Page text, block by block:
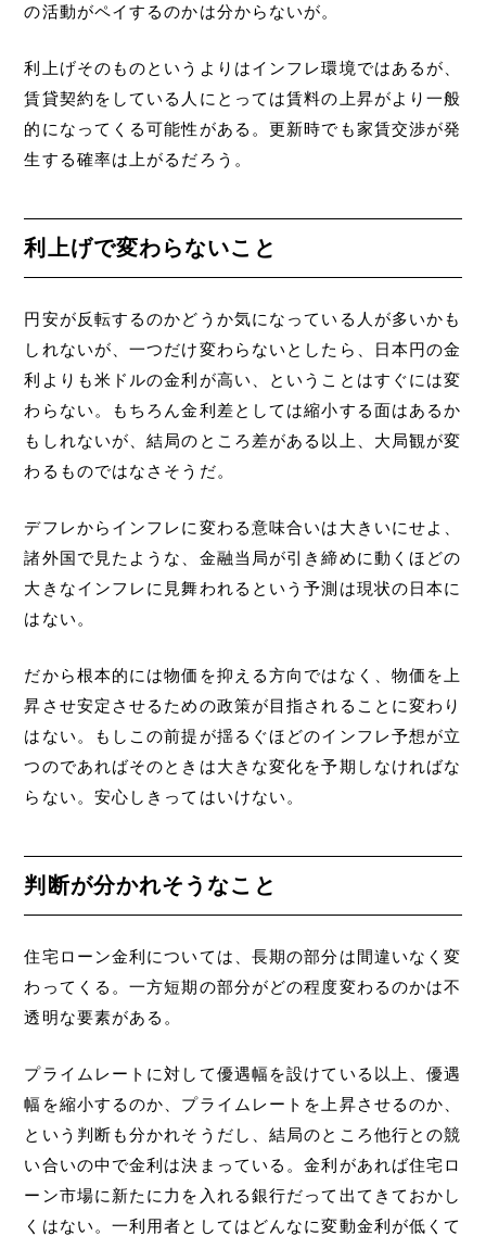
の活動がペイするのかは分からないが。
利上げそのものというよりはインフレ環境ではあるが、
賃貸契約をしている人にとっては賃料の上昇がより一般
的になってくる可能性がある。更新時でも家賃交渉が発
生する確率は上がるだろう。
利上げで変わらないこと
円安が反転するのかどうか気になっている人が多いかも
しれないが、一つだけ変わらないとしたら、日本円の金
利よりも米ドルの金利が高い、ということはすぐには変
わらない。もちろん金利差としては縮小する面はあるか
もしれないが、結局のところ差がある以上、大局観が変
わるものではなさそうだ。
デフレからインフレに変わる意味合いは大きいにせよ、
諸外国で見たような、金融当局が引き締めに動くほどの
大きなインフレに見舞われるという予測は現状の日本に
はない。
だから根本的には物価を抑える方向ではなく、物価を上
昇させ安定させるための政策が目指されることに変わり
はない。もしこの前提が揺るぐほどのインフレ予想が立
つのであればそのときは大きな変化を予期しなければな
らない。安心しきってはいけない。
判断が分かれそうなこと
住宅ローン金利については、長期の部分は間違いなく変
わってくる。一方短期の部分がどの程度変わるのかは不
透明な要素がある。
プライムレートに対して優遇幅を設けている以上、優遇
幅を縮小するのか、プライムレートを上昇させるのか、
という判断も分かれそうだし、結局のところ他行との競
い合いの中で金利は決まっている。金利があれば住宅ロ
ーン市場に新たに力を入れる銀行だって出てきておかし
くはない。一利用者としてはどんなに変動金利が低くて